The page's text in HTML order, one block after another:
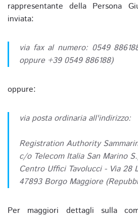
rappresentante della Persona
inviata:
via fax al numero: 0549
oppure +39 0549 886188)
oppure:
via posta ordinaria all'indirizzo:
Registration Authority
c/o Telecom Italia San Marino
Centro Uffici Tavolucci - Via 28
47893 Borgo Maggiore
Per maggiori dettagli sulla